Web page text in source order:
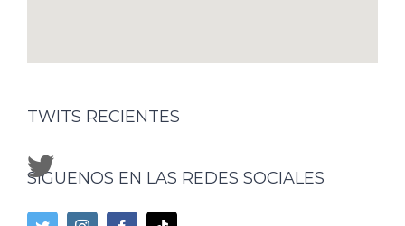
TWITS RECIENTES
SÍGUENOS EN LAS REDES SOCIALES